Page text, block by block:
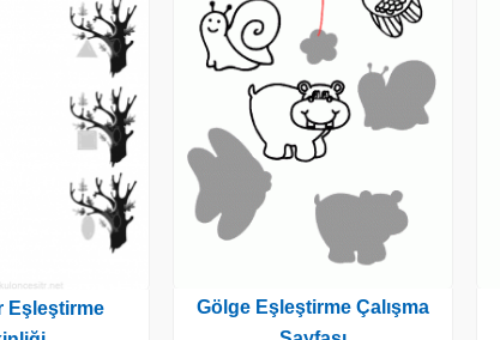
Eşleştirme
Gölge Eşleştirme Çalışma